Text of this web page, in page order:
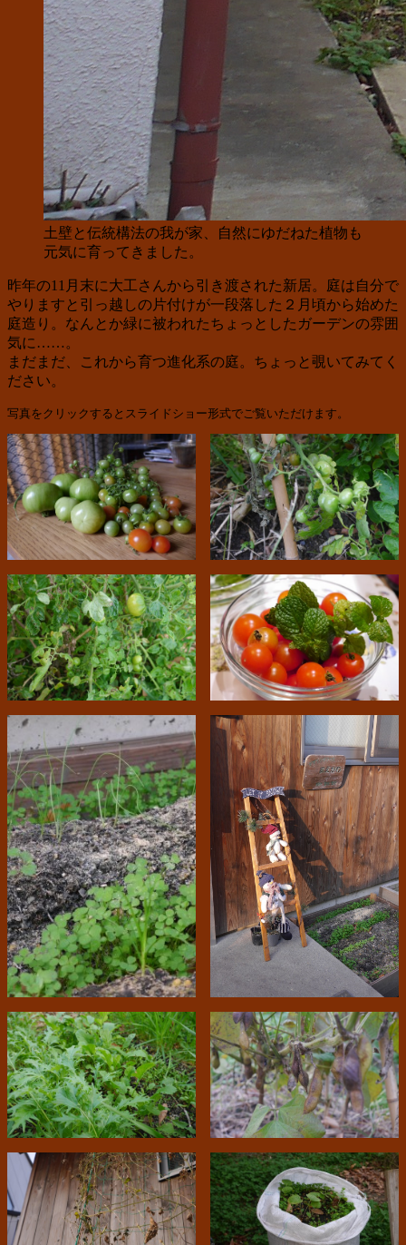
土壁と伝統構法の我が家、自然にゆだねた植物も
元気に育ってきました。
昨年の11月末に大工さんから引き渡された新居。庭は自分で
やりますと引っ越しの片付けが一段落した２月頃から始めた
庭造り。なんとか緑に被われたちょっとしたガーデンの雰囲
気に……。
まだまだ、これから育つ進化系の庭。ちょっと覗いてみてく
ださい。
写真をクリックするとスライドショー形式でご覧いただけます。